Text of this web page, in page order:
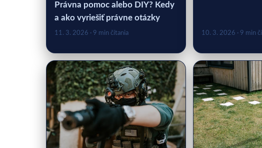
Právna pomoc alebo DIY? Kedy
a ako vyriešiť právne otázky
11. 3. 2026 · 9 min čítania 10. 3. 2026 · 9 min